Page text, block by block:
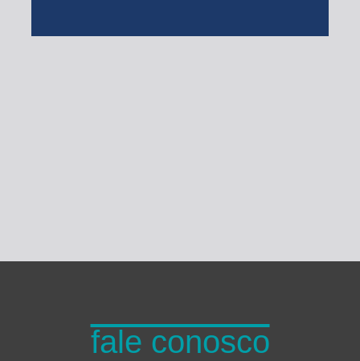
fale conosco